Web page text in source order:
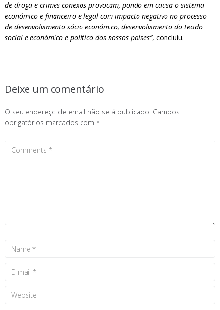
de droga e crimes conexos provocam, pondo em causa o sistema
económico e financeiro e legal com impacto negativo no processo
de desenvolvimento sócio económico, desenvolvimento do tecido
social e económico e político dos nossos países”, concluiu.
Deixe um comentário
O seu endereço de email não será publicado. Campos
obrigatórios marcados com *